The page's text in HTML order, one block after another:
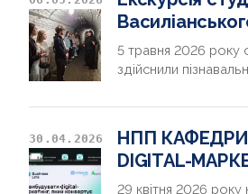
5 травня 2026 року
здійснили
30.04.2026
НПП КАФЕДРИ
DIGITAL-
29 квітня 2026